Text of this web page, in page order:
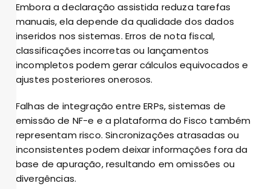
Embora a declaração assistida reduza tarefas
manuais, ela depende da qualidade dos dados
inseridos nos sistemas. Erros de nota fiscal,
classificações incorretas ou lançamentos
incompletos podem gerar cálculos equivocados e
ajustes posteriores onerosos.
Falhas de integração entre ERPs, sistemas de
emissão de NF-e e a plataforma do Fisco também
representam risco. Sincronizações atrasadas ou
inconsistentes podem deixar informações fora da
base de apuração, resultando em omissões ou
divergências.